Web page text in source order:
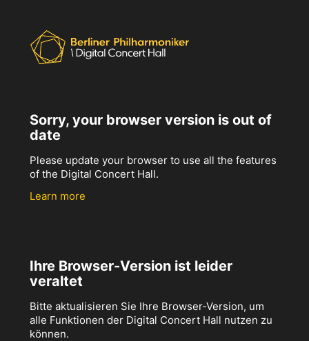
Sorry, your browser version is out of
date
Please update your browser to use all the features
of the Digital Concert Hall.
Learn more
Ihre Browser-Version ist leider
veraltet
Bitte aktualisieren Sie Ihre Browser-Version, um
alle Funktionen der Digital Concert Hall nutzen zu
können.